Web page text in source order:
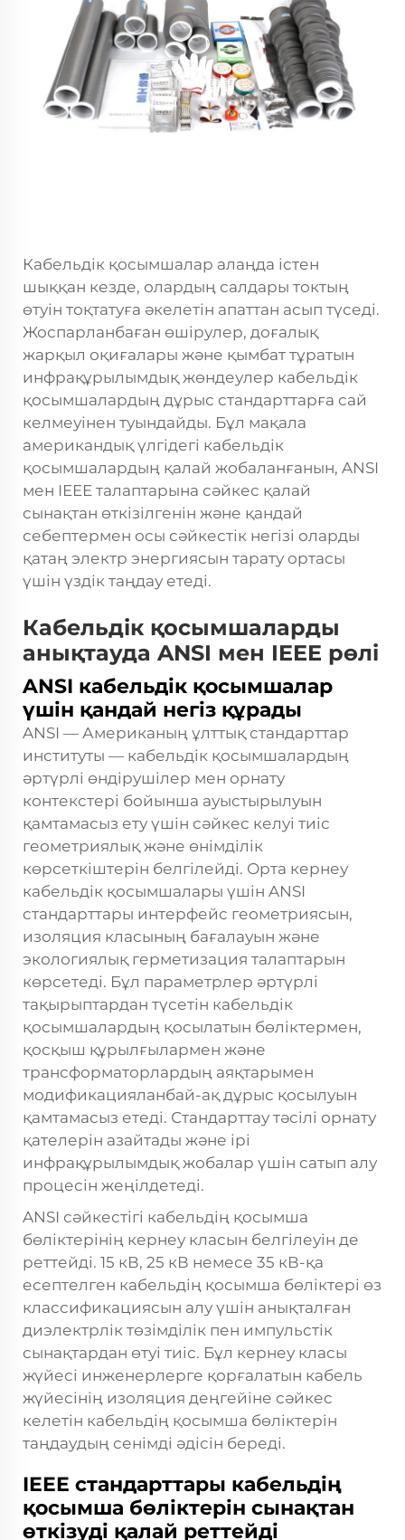
Кабельдік қосымшалар алаңда істен
шыққан кезде, олардың салдары токтың
өтуін тоқтатуға әкелетін апаттан асып түседі.
Жоспарланбаған өшірулер, доғалық
жарқыл оқиғалары және қымбат тұратын
инфрақұрылымдық жөндеулер кабельдік
қосымшалардың дұрыс стандарттарға сай
келмеуінен туындайды. Бұл мақала
американдық үлгідегі кабельдік
қосымшалардың қалай жобаланғанын, ANSI
мен IEEE талаптарына сәйкес қалай
сынақтан өткізілгенін және қандай
себептермен осы сәйкестік негізі оларды
қатаң электр энергиясын тарату ортасы
үшін үздік таңдау етеді.
Кабельдік қосымшаларды
анықтауда ANSI мен IEEE рөлі
ANSI кабельдік қосымшалар
үшін қандай негіз құрады
ANSI — Американың ұлттық стандарттар
институты — кабельдік қосымшалардың
әртүрлі өндірушілер мен орнату
контекстері бойынша ауыстырылуын
қамтамасыз ету үшін сәйкес келуі тиіс
геометриялық және өнімділік
көрсеткіштерін белгілейді. Орта кернеу
кабельдік қосымшалары үшін ANSI
стандарттары интерфейс геометриясын,
изоляция класының бағалауын және
экологиялық герметизация талаптарын
көрсетеді. Бұл параметрлер әртүрлі
тақырыптардан түсетін кабельдік
қосымшалардың қосылатын бөліктермен,
қосқыш құрылғылармен және
трансформаторлардың аяқтарымен
модификацияланбай-ақ дұрыс қосылуын
қамтамасыз етеді. Стандарттау тәсілі орнату
қателерін азайтады және ірі
инфрақұрылымдық жобалар үшін сатып алу
процесін жеңілдетеді.
ANSI сәйкестігі кабельдің қосымша
бөліктерінің кернеу класын белгілеуін де
реттейді. 15 кВ, 25 кВ немесе 35 кВ-қа
есептелген кабельдің қосымша бөліктері өз
классификациясын алу үшін анықталған
диэлектрлік төзімділік пен импульстік
сынақтардан өтуі тиіс. Бұл кернеу класы
жүйесі инженерлерге қорғалатын кабель
жүйесінің изоляция деңгейіне сәйкес
келетін кабельдің қосымша бөліктерін
таңдаудың сенімді әдісін береді.
IEEE стандарттары кабельдің
қосымша бөліктерін сынақтан
өткізуді қалай реттейді